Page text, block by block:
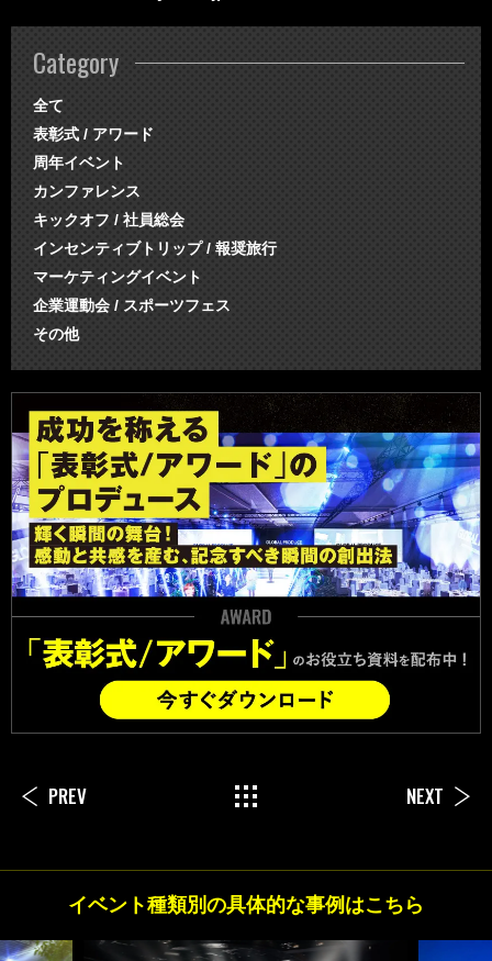
Category
全て
表彰式 / アワード
周年イベント
カンファレンス
キックオフ / 社員総会
インセンティブトリップ / 報奨旅行
マーケティングイベント
企業運動会 / スポーツフェス
その他
PREV NEXT
イベント種類別の具体的な事例はこちら